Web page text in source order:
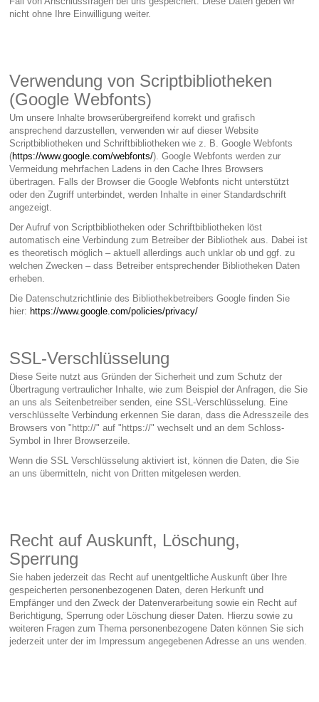
nicht ohne Ihre Einwilligung weiter.
Verwendung von Scriptbibliotheken
(Google Webfonts)
Um unsere Inhalte browserübergreifend korrekt und grafisch
ansprechend darzustellen, verwenden wir auf dieser Website
Scriptbibliotheken und Schriftbibliotheken wie z. B. Google Webfonts
(https://www.google.com/webfonts/). Google Webfonts werden zur
Vermeidung mehrfachen Ladens in den Cache Ihres Browsers
übertragen. Falls der Browser die Google Webfonts nicht unterstützt
oder den Zugriff unterbindet, werden Inhalte in einer Standardschrift
angezeigt.
Der Aufruf von Scriptbibliotheken oder Schriftbibliotheken löst
automatisch eine Verbindung zum Betreiber der Bibliothek aus. Dabei ist
es theoretisch möglich – aktuell allerdings auch unklar ob und ggf. zu
welchen Zwecken – dass Betreiber entsprechender Bibliotheken Daten
erheben.
Die Datenschutzrichtlinie des Bibliothekbetreibers Google finden Sie
hier: https://www.google.com/policies/privacy/
SSL-Verschlüsselung
Diese Seite nutzt aus Gründen der Sicherheit und zum Schutz der
Übertragung vertraulicher Inhalte, wie zum Beispiel der Anfragen, die Sie
an uns als Seitenbetreiber senden, eine SSL-Verschlüsselung. Eine
verschlüsselte Verbindung erkennen Sie daran, dass die Adresszeile des
Browsers von "http://" auf "https://" wechselt und an dem Schloss-
Symbol in Ihrer Browserzeile.
Wenn die SSL Verschlüsselung aktiviert ist, können die Daten, die Sie
an uns übermitteln, nicht von Dritten mitgelesen werden.
Recht auf Auskunft, Löschung,
Sperrung
Sie haben jederzeit das Recht auf unentgeltliche Auskunft über Ihre
gespeicherten personenbezogenen Daten, deren Herkunft und
Empfänger und den Zweck der Datenverarbeitung sowie ein Recht auf
Berichtigung, Sperrung oder Löschung dieser Daten. Hierzu sowie zu
weiteren Fragen zum Thema personenbezogene Daten können Sie sich
jederzeit unter der im Impressum angegebenen Adresse an uns wenden.